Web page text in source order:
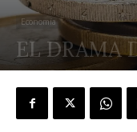
Economía
EL DRAMA
POR TRIBUNA LIBRE - 21